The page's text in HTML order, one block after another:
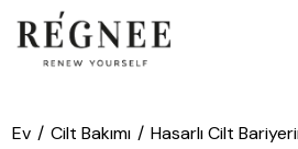
atla
Ev Cilt Bakımı
Hasarlı Cilt